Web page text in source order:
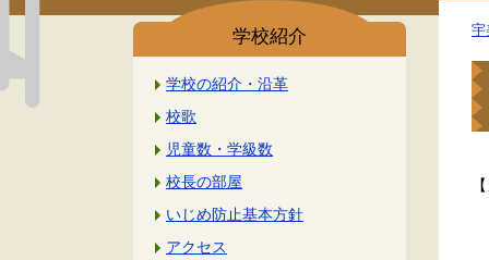
学校紹介
学校の紹介・沿革
校歌
児童数・学級数
校長の部屋
いじめ防止基本方針
アクセス
宇